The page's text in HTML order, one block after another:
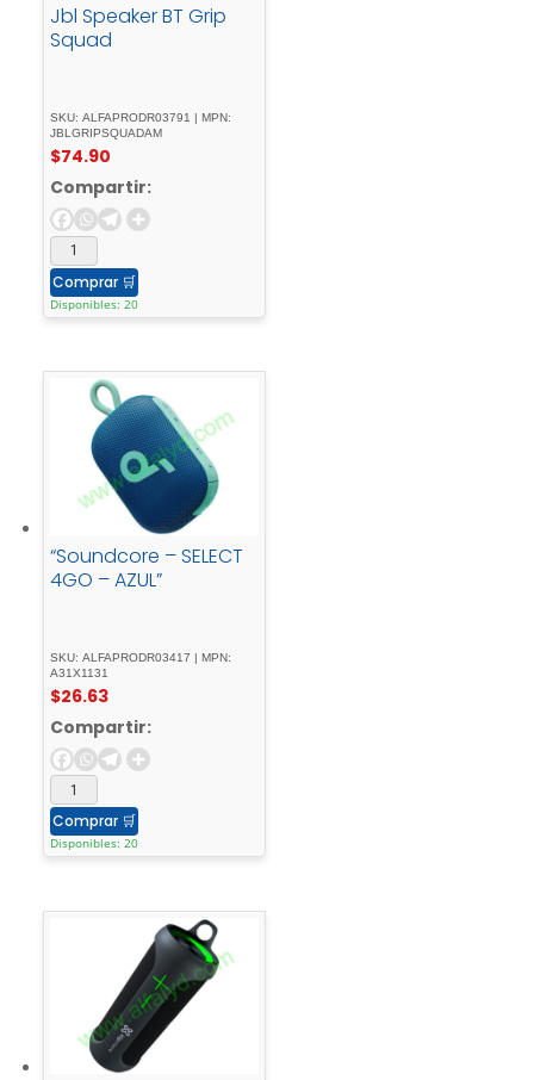
Jbl Speaker BT Grip
Squad
SKU: ALFAPRODR03791 | MPN:
JBLGRIPSQUADAM
$74.90
Compartir:
Comprar 🛒
Disponibles: 20
“Soundcore – SELECT
4GO – AZUL”
SKU: ALFAPRODR03417 | MPN:
A31X1131
$26.63
Compartir:
Comprar 🛒
Disponibles: 20